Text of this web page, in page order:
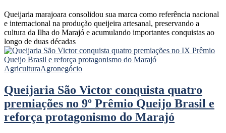
Queijaria marajoara consolidou sua marca como referência nacional
e internacional na produção queijeira artesanal, preservando a
cultura da Ilha do Marajó e acumulando importantes conquistas ao
longo de duas décadas
AgriculturaAgronegócio
Queijaria São Victor conquista quatro
premiações no 9º Prêmio Queijo Brasil e
reforça protagonismo do Marajó